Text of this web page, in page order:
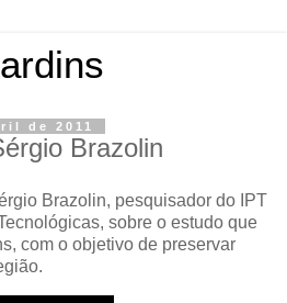
de 2011
Brazolin
Brazolin, pesquisador do IPT
sobre o estudo que
com o objetivo de preservar